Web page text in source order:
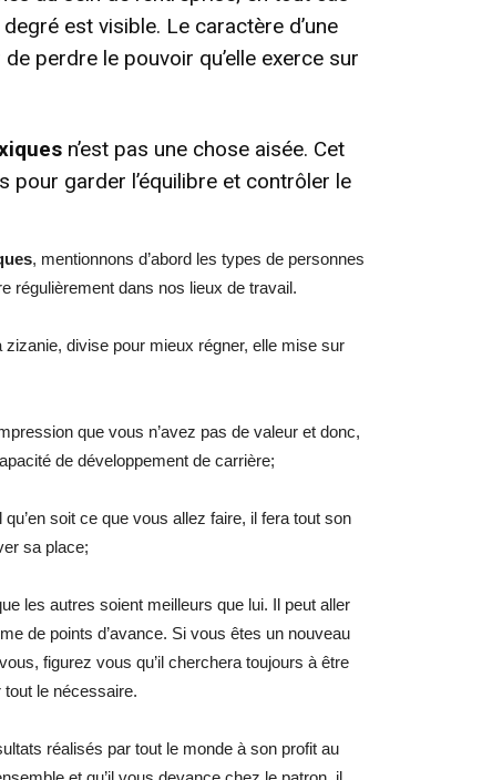
est visible. Le caractère d’une
perdre le pouvoir qu’elle exerce sur
n’est pas une chose aisée. Cet
garder l’équilibre et contrôler le
, mentionnons d’abord les types de personnes
régulièrement dans nos lieux de travail.
zizanie, divise pour mieux régner, elle mise sur
que vous n’avez pas de valeur et donc,
de développement de carrière;
soit ce que vous allez faire, il fera tout son
sa place;
les autres soient meilleurs que lui. Il peut aller
de points d’avance. Si vous êtes un nouveau
figurez vous qu’il cherchera toujours à être
le nécessaire.
réalisés par tout le monde à son profit au